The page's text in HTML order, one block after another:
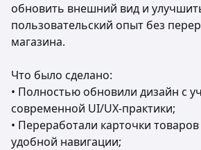
обновить внешний вид и
пользовательский опыт без
магазина.
Что было сделано:
• Полностью обновили дизайн с
современной UI/UX-практики;
• Переработали карточки товаров
удобной навигации;